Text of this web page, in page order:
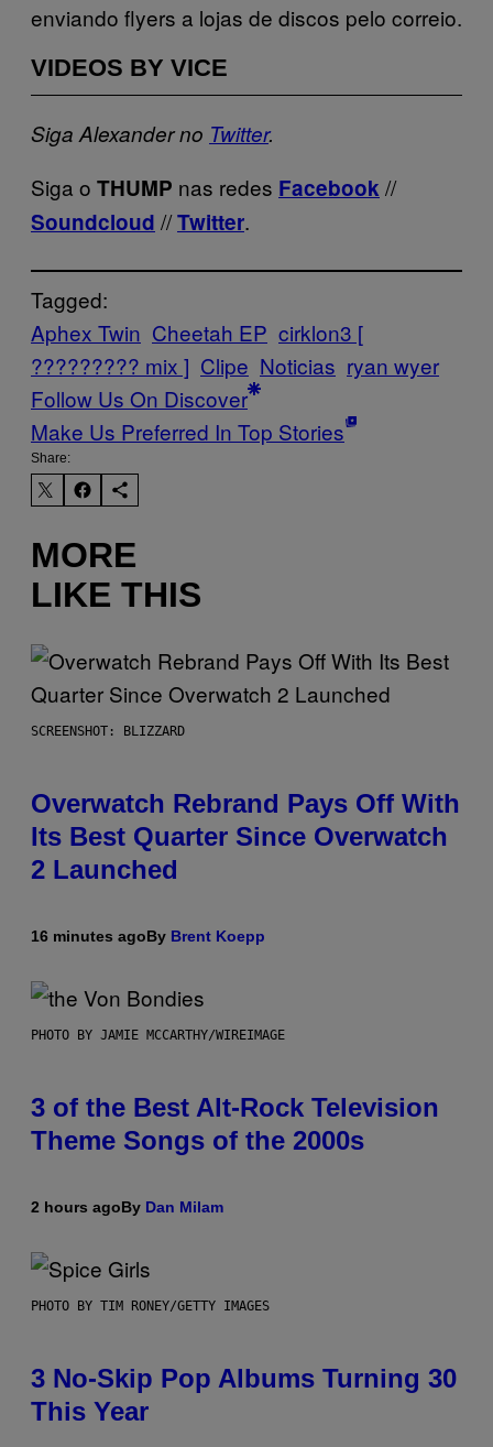
enviando flyers a lojas de discos pelo correio.
VIDEOS BY VICE
Siga Alexander no Twitter.
Siga o THUMP nas redes Facebook //
Soundcloud //Twitter.
Tagged:
Aphex Twin Cheetah EP cirklon3 [
????????? mix ] Clipe Noticias ryan wyer
Follow Us On Discover
Make Us Preferred In Top Stories
Share:
MORE
LIKE THIS
SCREENSHOT: BLIZZARD
Overwatch Rebrand Pays Off With
Its Best Quarter Since Overwatch
2 Launched
16 minutes agoBy Brent Koepp
PHOTO BY JAMIE MCCARTHY/WIREIMAGE
3 of the Best Alt-Rock Television
Theme Songs of the 2000s
2 hours agoBy Dan Milam
PHOTO BY TIM RONEY/GETTY IMAGES
3 No-Skip Pop Albums Turning 30
This Year